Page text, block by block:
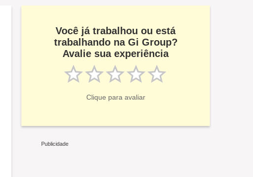
Você já trabalhou ou está
trabalhando na Gi Group?
Avalie sua experiência
Clique para avaliar